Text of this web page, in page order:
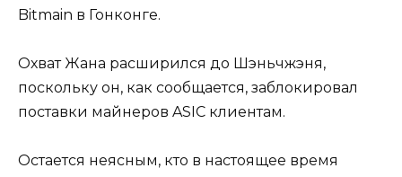
Bitmain в Гонконге.
Охват Жана расширился до Шэньчжэня,
поскольку он, как сообщается, заблокировал
поставки майнеров ASIC клиентам.
Остается неясным, кто в настоящее время